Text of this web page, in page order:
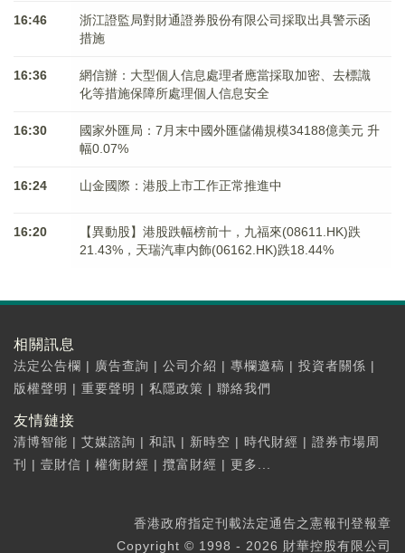
16:46
浙江證監局對財通證券股份有限公司採取出具警示函
措施
16:36
網信辦：大型個人信息處理者應當採取加密、去標識
化等措施保障所處理個人信息安全
16:30
國家外匯局：7月末中國外匯儲備規模34188億美元 升
幅0.07%
16:24 山金國際：港股上市工作正常推進中
16:20
【異動股】港股跌幅榜前十，九福來(08611.HK)跌
21.43%，天瑞汽車内飾(06162.HK)跌18.44%
相關訊息
法定公告欄 | 廣告查詢 | 公司介紹 | 專欄邀稿 | 投資者關係 |
版權聲明 | 重要聲明 | 私隱政策 | 聯絡我們
友情鏈接
清博智能 | 艾媒諮詢 | 和訊 | 新時空 | 時代財經 | 證券市場周
刊
| 壹財信 | 權衡財經 | 攬富財經 | 更多...
香港政府指定刊載法定通告之憲報刊登報章
Copyright © 1998 - 2026 財華控股有限公司